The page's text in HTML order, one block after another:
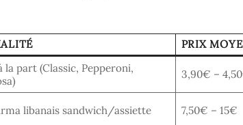
PRIX
la part (Classic, Pepperoni,
3,90€ –
libanais sandwich/assiette 7,50€ – 15€